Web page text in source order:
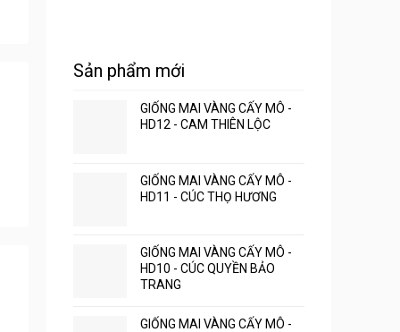
Sản phẩm mới
GIỐNG MAI VÀNG CẤY MÔ -
HD12 - CAM THIÊN LỘC
GIỐNG MAI VÀNG CẤY MÔ -
HD11 - CÚC THỌ HƯƠNG
GIỐNG MAI VÀNG CẤY MÔ -
HD10 - CÚC QUYỀN BẢO
TRANG
GIỐNG MAI VÀNG CẤY MÔ -